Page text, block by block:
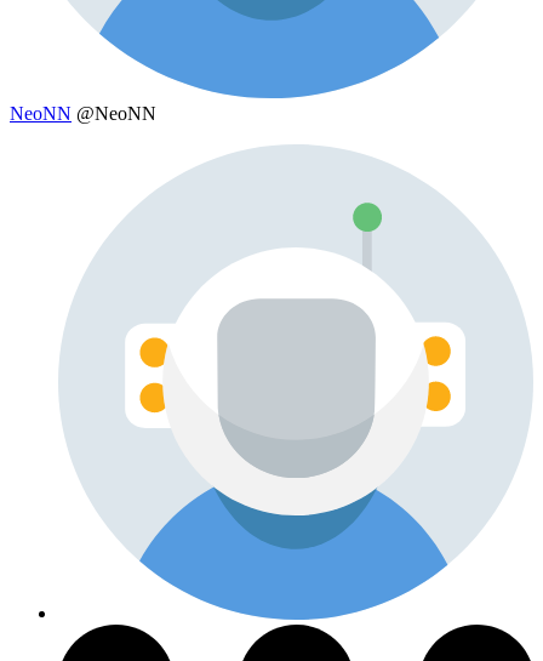
NeoNN @NeoNN